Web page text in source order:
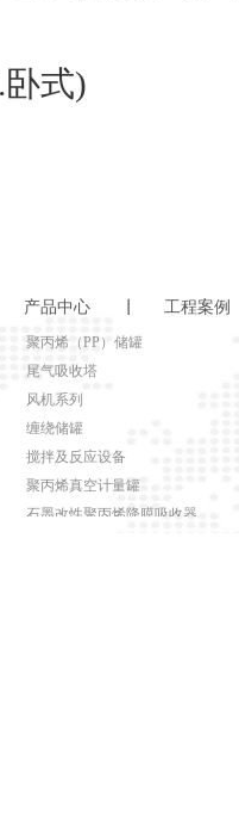
式)
产品中心
聚丙烯（PP）储罐
尾气吸收塔
风机系列
缠绕储罐
搅拌及反应设备
聚丙烯真空计量罐
石墨改性聚丙烯降膜吸收器
工程案例